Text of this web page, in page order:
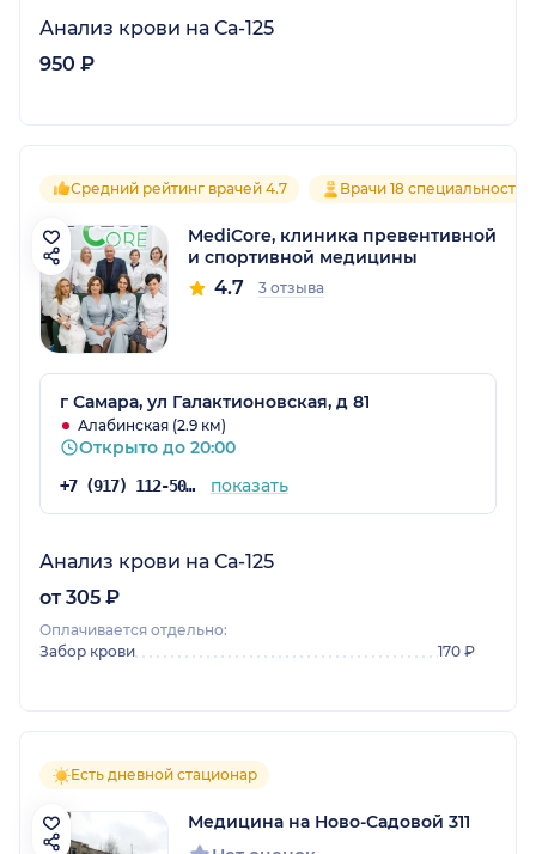
Анализ крови на Са-125
950 ₽
Средний рейтинг врачей 4.7 Врачи 18 специальностей
MediCore, клиника превентивной
и спортивной медицины
4.7 3 отзыва
г Самара, ул Галактионовская, д 81
Алабинская (2.9 км)
Открыто до 20:00
+7 (917) 112-50-55 показать
Анализ крови на Са-125
от 305 ₽
Оплачивается отдельно:
Забор крови
170 ₽
Есть дневной стационар
Медицина на Ново-Садовой 311